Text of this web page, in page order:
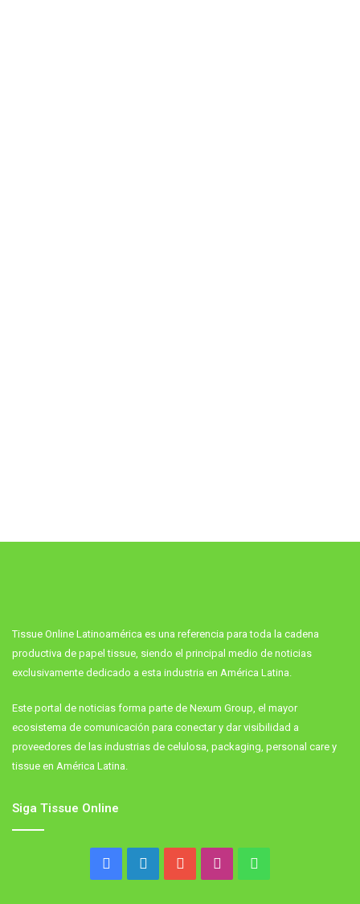
Tissue Online Latinoamérica es una referencia para toda la cadena
productiva de papel tissue, siendo el principal medio de noticias
exclusivamente dedicado a esta industria en América Latina.
Este portal de noticias forma parte de Nexum Group, el mayor
ecosistema de comunicación para conectar y dar visibilidad a
proveedores de las industrias de celulosa, packaging, personal care y
tissue en América Latina.
Siga Tissue Online
FacebookLinkedInYouTubeInstagram